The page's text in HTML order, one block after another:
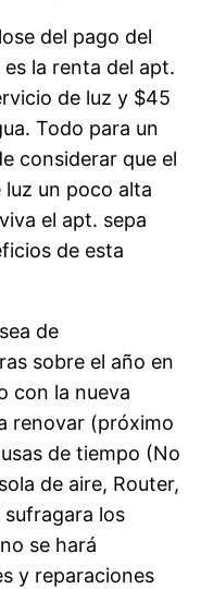
del pago del
la renta del apt.
de luz y $45
Todo para un
considerar que el
luz un poco alta
el apt. sepa
de esta
de
sobre el año en
con la nueva
renovar (próximo
de tiempo (No
de aire, Router,
los
se hará
y reparaciones